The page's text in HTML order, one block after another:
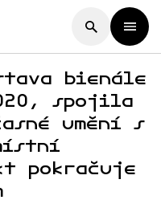
bienále
spojila
umění s
pokračuje